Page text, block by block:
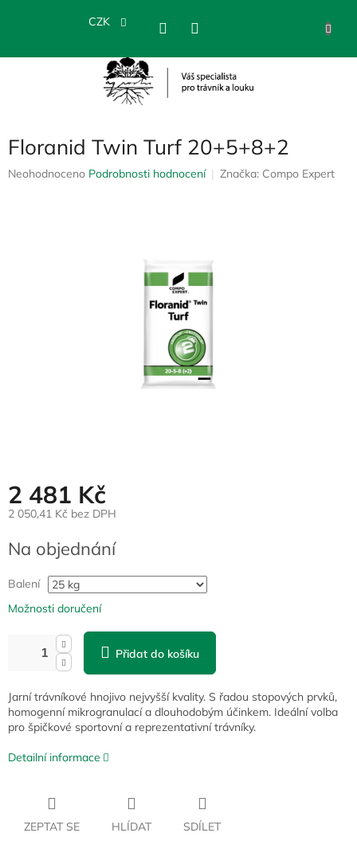
CZK
Floranid Twin Turf 20+5+8+2
Průměrné
Neohodnoceno Podrobnosti hodnocení Značka: Compo Expert
2 481 Kč
2 050,41 Kč bez DPH
cena:
Na objednání
Balení
Možnosti doručení
Přidat do košíku
Jarní trávníkové hnojivo nejvyšší kvality. S řadou stopových prvků,
homogenní mikrogranulací a dlouhodobým účinkem. Ideální volba
pro špičkové sportovní a reprezentativní trávníky.
Detailní informace
ZEPTAT SE HLÍDAT SDÍLET